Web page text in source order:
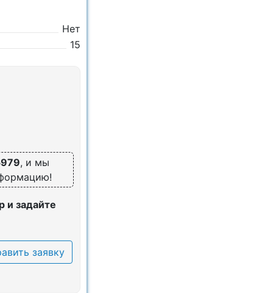
Нет
15
, и мы
и задайте
заявку